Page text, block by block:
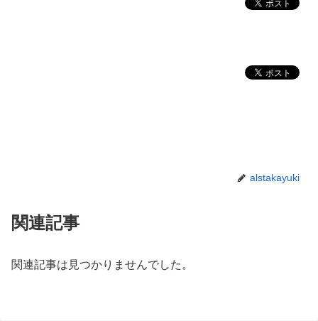
alstakayuki
関連記事
関連記事は見つかりませんでした。